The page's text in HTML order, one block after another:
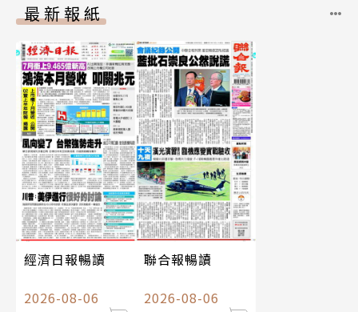
最新報紙
經濟日報暢讀
2026-08-06
聯合報暢讀
2026-08-06